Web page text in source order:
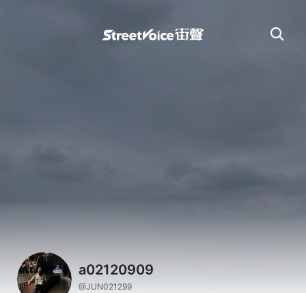
a02120909
@JUN021299